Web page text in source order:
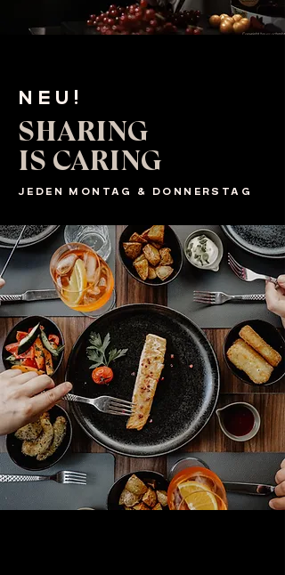
NEU!
SHARING
IS CARING
JEDEN MONTAG & DONNERSTAG